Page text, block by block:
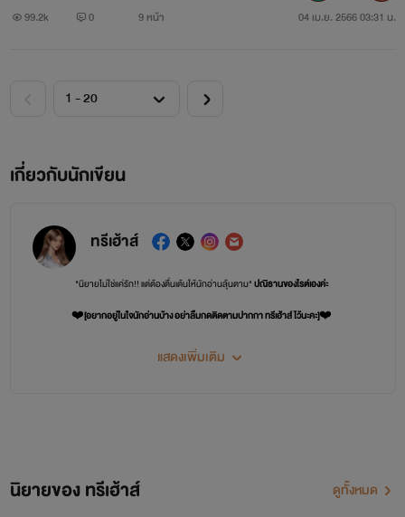
99.2k 0 9 หน้า 04 เม.ย. 2566 03:31 น.
เกี่ยวกับนักเขียน
ทรีเฮ้าส์
"นิยายไม่ใช่แค่รัก!! แต่ต้องตื่นเต้นให้นักอ่านลุ้นตาม"ปณิธานของไรต์เองค่ะ
❤️[อยากอยู่ในใจนักอ่านบ้าง อย่าลืมกดติดตามปากกา ทรีเฮ้าส์ ไว้นะคะ]❤️
สวัสดีค่ะ นามปากกา 'ทรีเฮ้าส์' จะเรียก 'ทรี' เฉยๆก็ได้
แสดงเพิ่มเติม
นิยายของ ทรีเฮ้าส์ ดูทั้งหมด